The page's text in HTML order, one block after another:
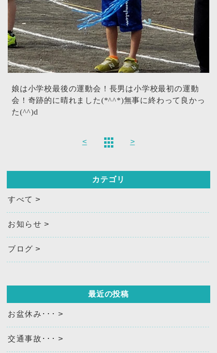
娘は小学校最後の運動会！長男は小学校最初の運動
会！奇跡的に晴れました(*^^*)無事に終わって良かっ
た(^^)d
< >
カテゴリ
すべて
お知らせ
ブログ
最近の投稿
お盆休み･･･
交通事故･･･